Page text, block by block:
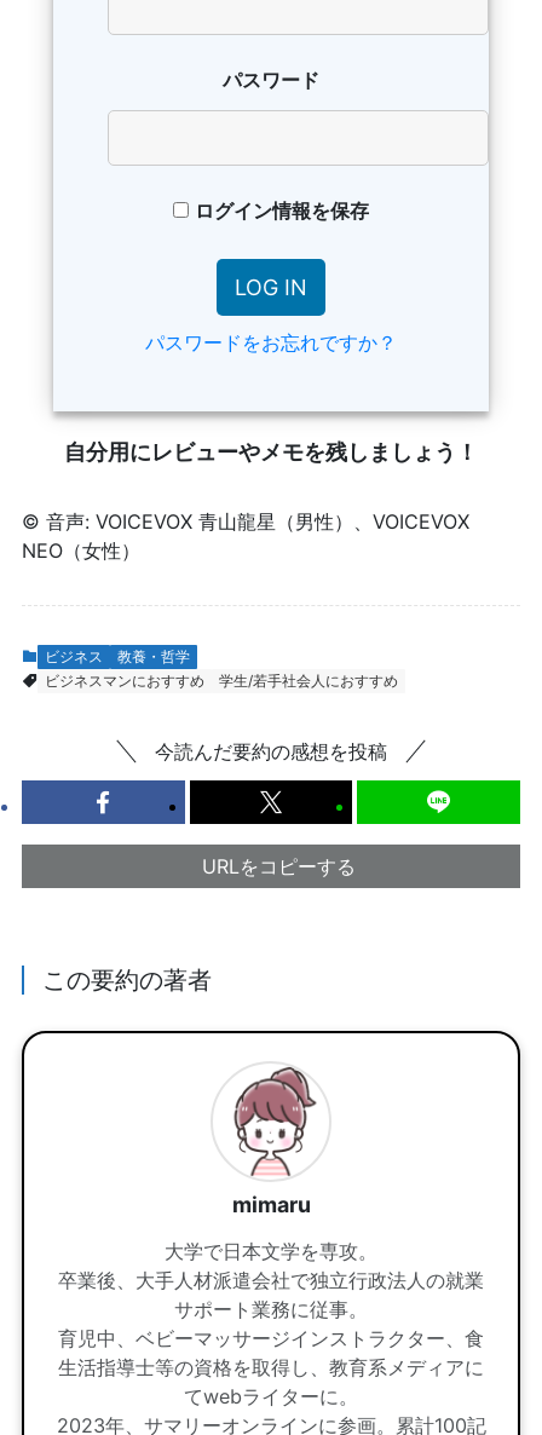
パスワード
ログイン情報を保存
パスワードをお忘れですか？
自分用にレビューやメモを残しましょう！
© 音声: VOICEVOX 青山龍星（男性）、VOICEVOX
NEO（女性）
ビジネス
教養・哲学
ビジネスマンにおすすめ
学生/若手社会人におすすめ
今読んだ要約の感想を投稿
URLをコピーする
この要約の著者
mimaru
大学で日本文学を専攻。
卒業後、大手人材派遣会社で独立行政法人の就業
サポート業務に従事。
育児中、ベビーマッサージインストラクター、食
生活指導士等の資格を取得し、教育系メディアに
てwebライターに。
2023年、サマリーオンラインに参画。累計100記